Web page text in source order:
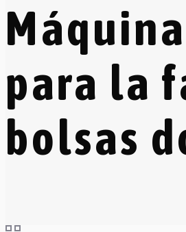
para la
bolsas